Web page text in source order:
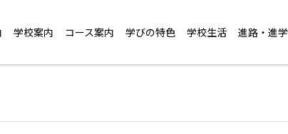
学校案内 コース案内 学びの特色 学校生活 進路・進学